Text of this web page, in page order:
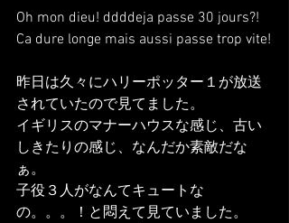
Oh mon dieu! ddddeja passe 30 jours?!
Ca dure longe mais aussi passe trop vite!
昨日は久々にハリーポッター１が放送
されていたので見てました。
イギリスのマナーハウスな感じ、古い
しきたりの感じ、なんだか素敵だな
ぁ。
子役３人がなんてキュートな
の。。。！と悶えて見ていました。